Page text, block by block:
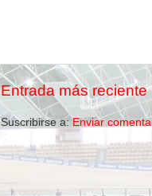
Entrada más reciente
Suscribirse a: Enviar